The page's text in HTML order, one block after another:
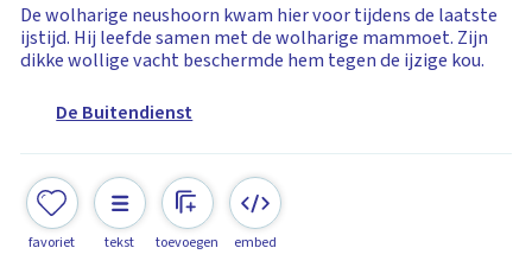
De wolharige neushoorn kwam hier voor tijdens de laatste
ijstijd. Hij leefde samen met de wolharige mammoet. Zijn
dikke wollige vacht beschermde hem tegen de ijzige kou.
De Buitendienst
favoriet tekst toevoegen embed